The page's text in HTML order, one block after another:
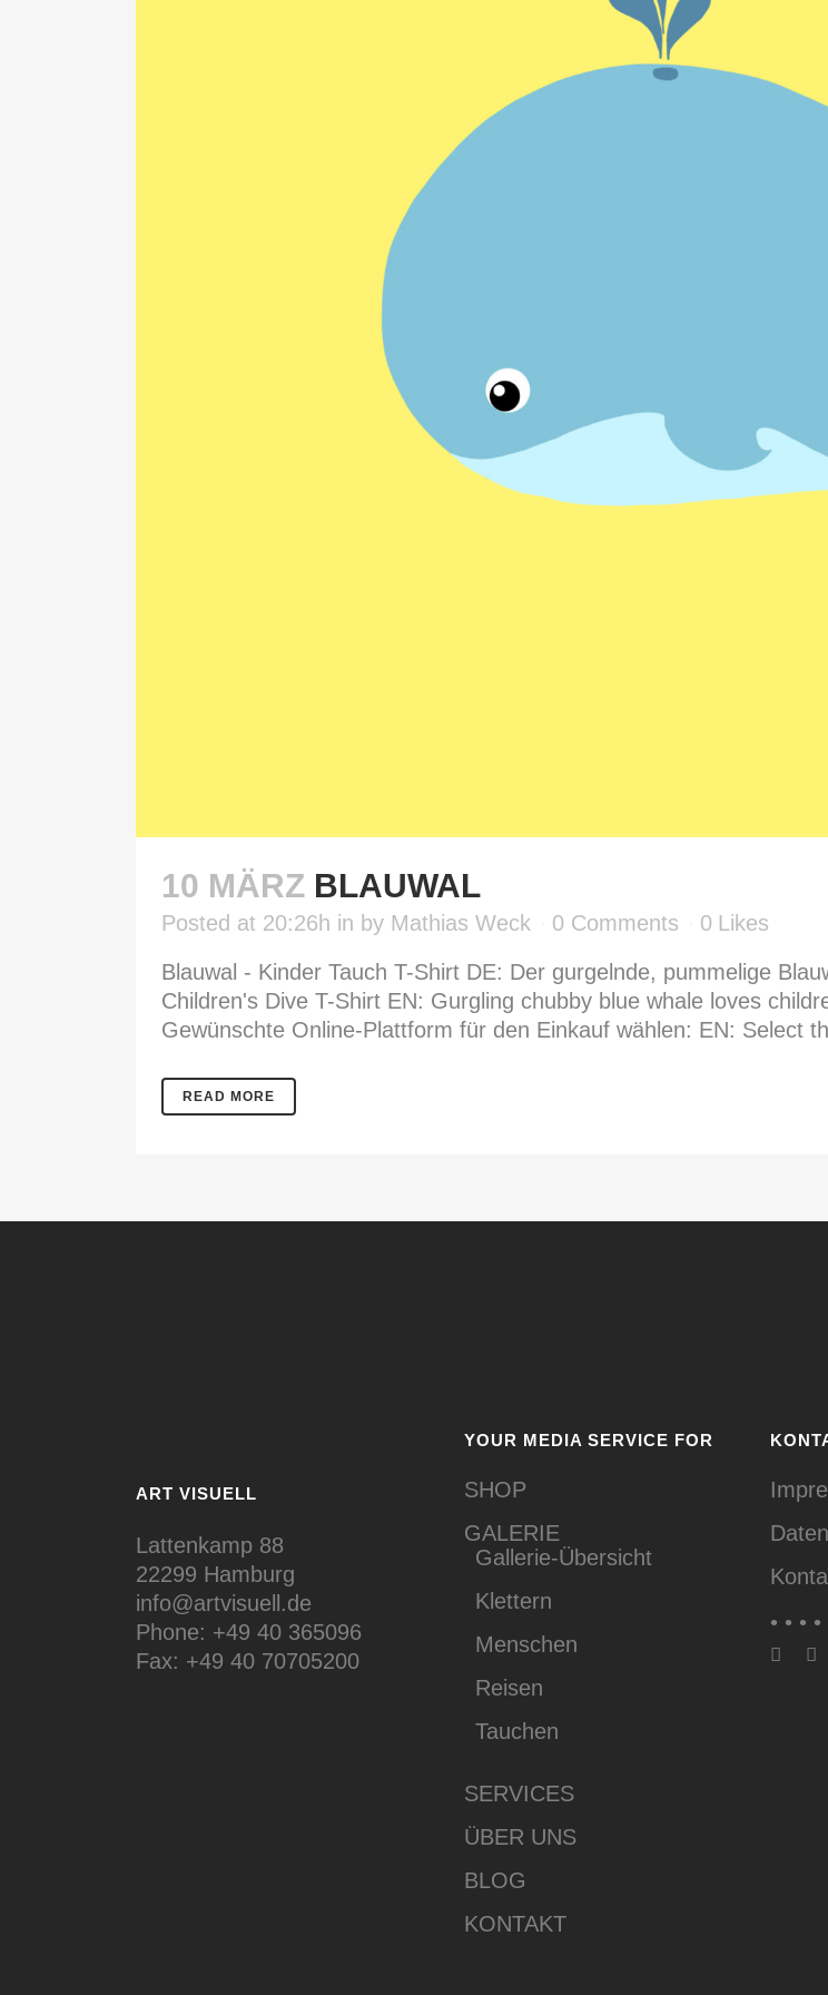
10 MÄRZ BLAUWAL
Posted at 20:26h in by Mathias Weck 0 Comments 0 Likes
Blauwal - Kinder Tauch T-Shirt DE: Der gurgelnde, pummelige
Children's Dive T-Shirt EN: Gurgling chubby blue whale loves
Gewünschte Online-Plattform für den Einkauf wählen: EN: Select
READ MORE
ART VISUELL
Lattenkamp 88
22299 Hamburg
info@artvisuell.de
Phone: +49 40 365096
Fax: +49 40 70705200
YOUR MEDIA SERVICE FOR
SHOP
GALERIE
Gallerie-Übersicht
Klettern
Menschen
Reisen
Tauchen
SERVICES
ÜBER UNS
BLOG
KONTAKT
• • • •